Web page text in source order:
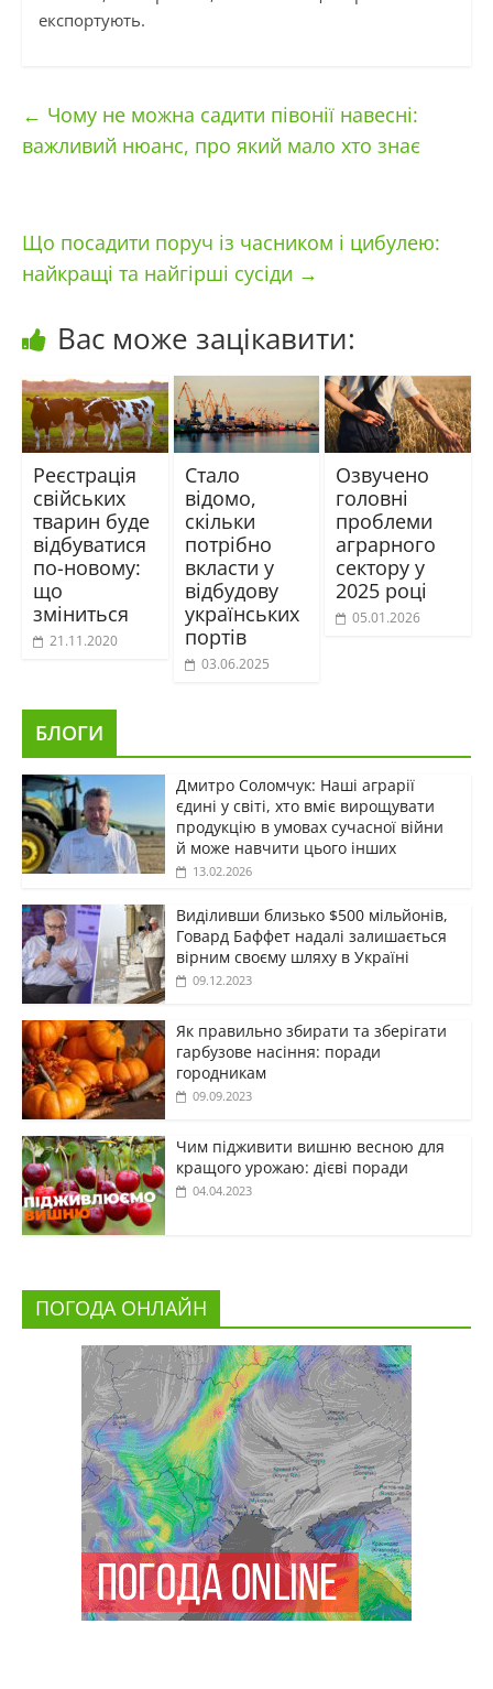
експортують.
← Чому не можна садити півонії навесні:
важливий нюанс, про який мало хто знає
Що посадити поруч із часником і цибулею:
найкращі та найгірші сусіди →
Вас може зацікавити:
Реєстрація
свійських
тварин буде
відбуватися
по-новому:
що
зміниться
21.11.2020
Стало
відомо,
скільки
потрібно
вкласти у
відбудову
українських
портів
03.06.2025
Озвучено
головні
проблеми
аграрного
сектору у
2025 році
05.01.2026
БЛОГИ
Дмитро Соломчук: Наші аграрії
єдині у світі, хто вміє вирощувати
продукцію в умовах сучасної війни
й може навчити цього інших
13.02.2026
Виділивши близько $500 мільйонів,
Говард Баффет надалі залишається
вірним своєму шляху в Україні
09.12.2023
Як правильно збирати та зберігати
гарбузове насіння: поради
городникам
09.09.2023
Чим підживити вишню весною для
кращого урожаю: дієві поради
04.04.2023
ПОГОДА ОНЛАЙН